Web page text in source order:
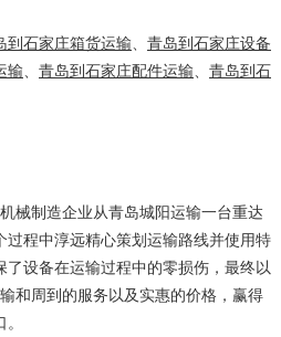
到石家庄箱货运输、 青岛到石家庄设备
输、 青岛到石家庄配件运输、 青岛到石
械制造企业从青岛城阳运输一台重达
过程中淳远精心策划运输路线并使用特
设备在运输过程中的零损伤，最终以
和周到的服务以及实惠的价格，赢得